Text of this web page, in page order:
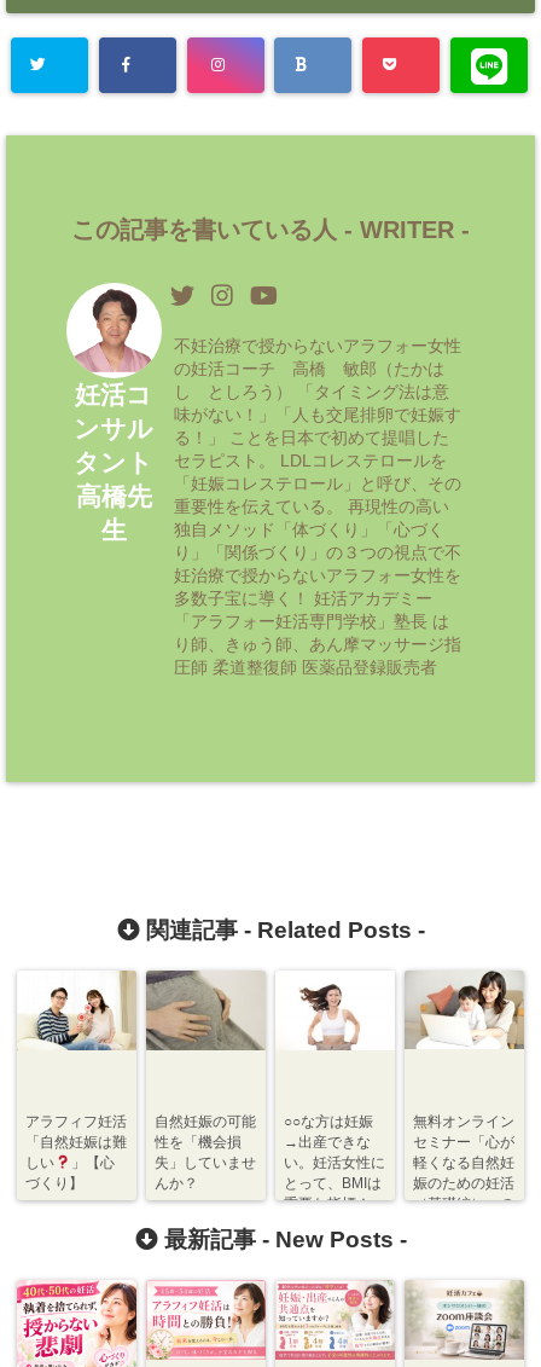
この記事を書いている人 - WRITER -
妊活コ
ンサル
タント
高橋先
生
不妊治療で授からないアラフォー女性
の妊活コーチ 高橋 敏郎（たかは
し としろう） 「タイミング法は意
味がない！」「人も交尾排卵で妊娠す
る！」 ことを日本で初めて提唱した
セラピスト。 LDLコレステロールを
「妊娠コレステロール」と呼び、その
重要性を伝えている。 再現性の高い
独自メソッド「体づくり」「心づく
り」「関係づくり」の３つの視点で不
妊治療で授からないアラフォー女性を
多数子宝に導く！ 妊活アカデミー
「アラフォー妊活専門学校」塾長 は
り師、きゅう師、あん摩マッサージ指
圧師 柔道整復師 医薬品登録販売者
関連記事 - Related Posts -
アラフィフ妊活
「自然妊娠は難
しい
」【心
づくり】
自然妊娠の可能
性を「機会損
失」していませ
んか？
○○な方は妊娠
→出産できな
い。妊活女性に
とって、BMIは
重要な指標！
無料オンライン
セミナー「心が
軽くなる自然妊
娠のための妊活
（基礎編）」の
最新記事 - New Posts -